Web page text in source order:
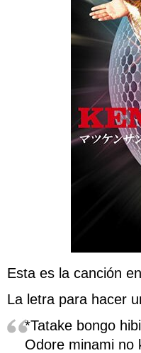
Esta es la canción
La letra para hacer
*Tatake bongo
Odore minami no